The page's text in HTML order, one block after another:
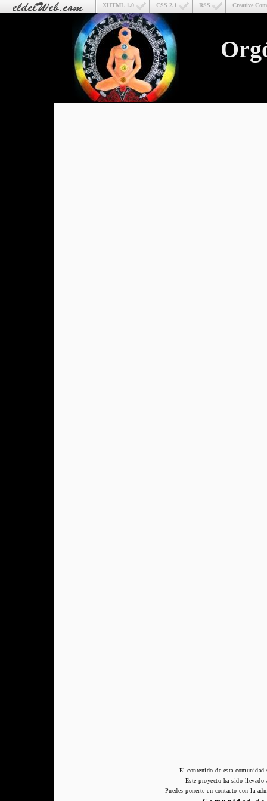
Creative
RSS
CSS 2.1
XHTML 1.0
El contenido de esta
Este proyecto ha sido
Puedes ponerte en contacto con la